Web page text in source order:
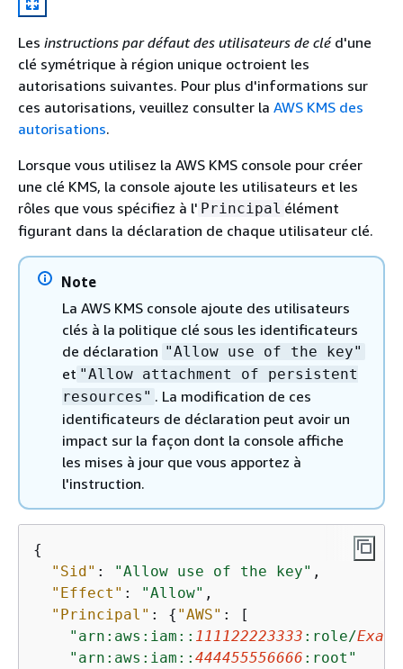
Les instructions par défaut des utilisateurs de cléd'une
clé symétrique à région unique octroient les
autorisations suivantes. Pour plus d'informations sur
ces autorisations, veuillez consulter la AWS KMS des
autorisations.
Lorsque vous utilisez la AWS KMS console pour créer
une clé KMS, la console ajoute les utilisateurs et les
rôles que vous spécifiez à l' Principal élément
figurant dans la déclaration de chaque utilisateur clé.
Note
La AWS KMS console ajoute des utilisateurs
clés à la politique clé sous les identificateurs
de déclaration "Allow use of the key"
et "Allow attachment of persistent
resources" . La modification de ces
identificateurs de déclaration peut avoir un
impact sur la façon dont la console affiche
les mises à jour que vous apportez à
l'instruction.
{
"Sid" : "Allow use of the key" ,
"Effect" : "Allow" ,
"Principal" : { "AWS" : [
"arn:aws:iam:: 111122223333 :role/
"arn:aws:iam:: 444455556666 :root"